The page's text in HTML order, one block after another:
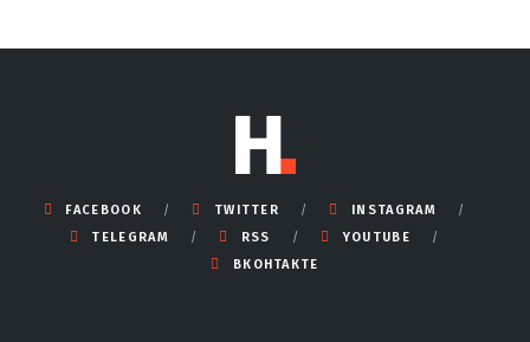
FACEBOOK TWITTER
INSTAGRAM
TELEGRAM
RSS
YOUTUBE
ВКОНТАКТЕ